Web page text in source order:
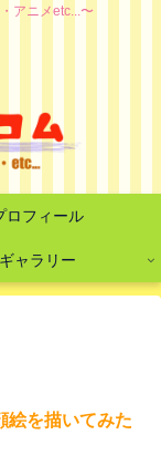
アニメetc...〜
ロフィール
ギャラリー
絵を描いてみた